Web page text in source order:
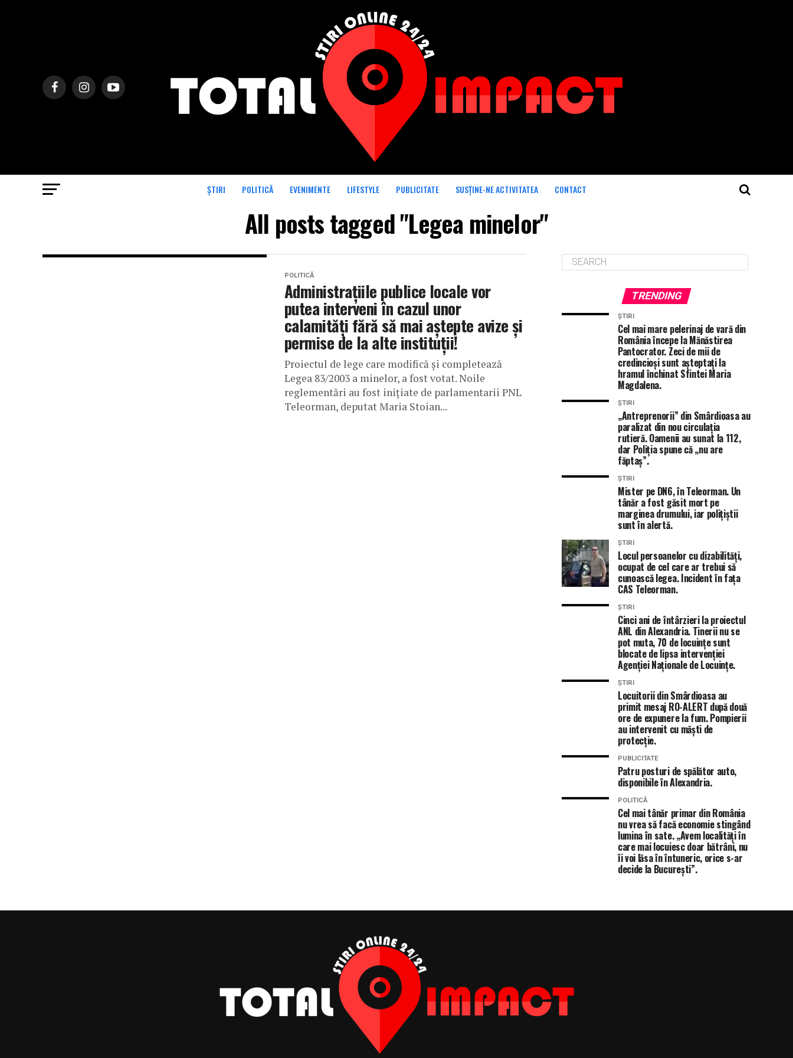
ȘTIRI POLITICĂ EVENIMENTE LIFESTYLE PUBLICITATE SUSȚINE-NE ACTIVITATEA CONTACT
All posts tagged "Legea minelor"
POLITICĂ
Administrațiile publice locale vor
putea interveni în cazul unor
calamități fără să mai aștepte avize și
permise de la alte instituții!
Proiectul de lege care modifică și completează
Legea 83/2003 a minelor, a fost votat. Noile
reglementări au fost inițiate de parlamentarii PNL
Teleorman, deputat Maria Stoian...
TRENDING
ȘTIRI
Cel mai mare pelerinaj de vară din
România începe la Mănăstirea
Pantocrator. Zeci de mii de
credincioși sunt așteptați la
hramul închinat Sfintei Maria
Magdalena.
ȘTIRI
„Antreprenorii” din Smârdioasa au
paralizat din nou circulația
rutieră. Oamenii au sunat la 112,
dar Poliția spune că „nu are
făptaș”.
ȘTIRI
Mister pe DN6, în Teleorman. Un
tânăr a fost găsit mort pe
marginea drumului, iar polițiștii
sunt în alertă.
ȘTIRI
Locul persoanelor cu dizabilități,
ocupat de cel care ar trebui să
cunoască legea. Incident în fața
CAS Teleorman.
ȘTIRI
Cinci ani de întârzieri la proiectul
ANL din Alexandria. Tinerii nu se
pot muta, 70 de locuințe sunt
blocate de lipsa intervenției
Agenției Naționale de Locuințe.
ȘTIRI
Locuitorii din Smârdioasa au
primit mesaj RO-ALERT după două
ore de expunere la fum. Pompierii
au intervenit cu măști de
protecție.
PUBLICITATE
Patru posturi de spălător auto,
disponibile în Alexandria.
POLITICĂ
Cel mai tânăr primar din România
nu vrea să facă economie stingând
lumina în sate. „Avem localități în
care mai locuiesc doar bătrâni, nu
îi voi lăsa în întuneric, orice s-ar
decide la București”.